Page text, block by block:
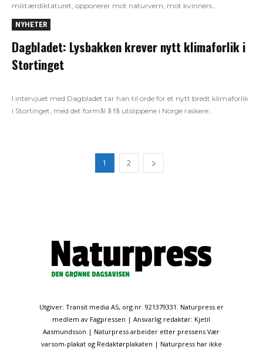
militærdiktaturet, opponerer mot naturvern, mot kvinners...
NYHETER
Dagbladet: Lysbakken krever nytt klimaforlik i
Stortinget
I intervjuet med Dagbladet tar han til orde for et nytt bredt klimaforlik
i Stortinget, med det formål å få utslippene i Norge raskere...
1 2
Utgiver: Transit media AS, org.nr. 921379331. Naturpress er
medlem av Fagpressen | Ansvarlig redaktør: Kjetil
Aasmundsson | Naturpress arbeider etter pressens Vær
varsom-plakat og Redaktørplakaten | Naturpress har ikke